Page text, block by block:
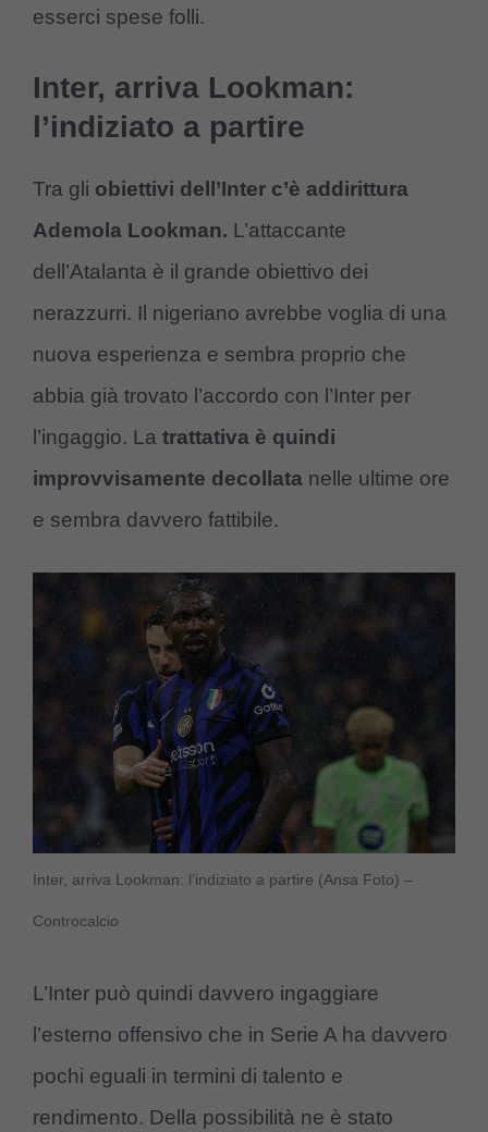
esserci spese folli.
Inter, arriva Lookman:
l’indiziato a partire
Tra gli obiettivi dell’Inter c’è addirittura
Ademola Lookman. L’attaccante
dell’Atalanta è il grande obiettivo dei
nerazzurri. Il nigeriano avrebbe voglia di una
nuova esperienza e sembra proprio che
abbia già trovato l’accordo con l’Inter per
l’ingaggio. La trattativa è quindi
improvvisamente decollata nelle ultime ore
e sembra davvero fattibile.
Inter, arriva Lookman: l’indiziato a partire (Ansa Foto) –
Controcalcio
L’Inter può quindi davvero ingaggiare
l’esterno offensivo che in Serie A ha davvero
pochi eguali in termini di talento e
rendimento. Della possibilità ne è stato